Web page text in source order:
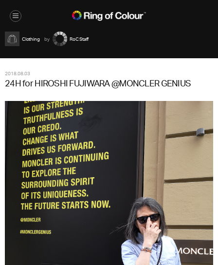
Clothing RoC Staff
2018.08.03
24H for HIROSHI FUJIWARA @MONCLER GENIUS